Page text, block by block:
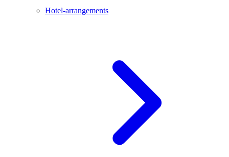
Hotel-arrangements